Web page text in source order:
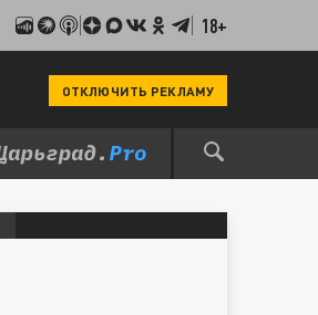
18+
ОТКЛЮЧИТЬ РЕКЛАМУ